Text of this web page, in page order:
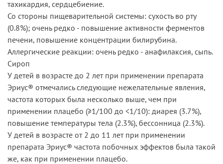
тахикардия, сердцебиение.
Со стороны пищеварительной системы: сухость во рту
(0.8%); очень редко - повышение активности ферментов
печени, повышение концентрации билирубина.
Аллергические реакции: очень редко - анафилаксия, сыпь.
Сироп
У детей в возрасте до 2 лет при применении препарата
Эриус® отмечались следующие нежелательные явления,
частота которых была несколько выше, чем при
применении плацебо (≥1/100 до <1/10): диарея (3.7%),
повышение температуры тела (2.3%), бессонница (2.3%).
У детей в возрасте от 2 до 11 лет при применении
препарата Эриус® частота побочных эффектов была такой
же, как при применении плацебо.